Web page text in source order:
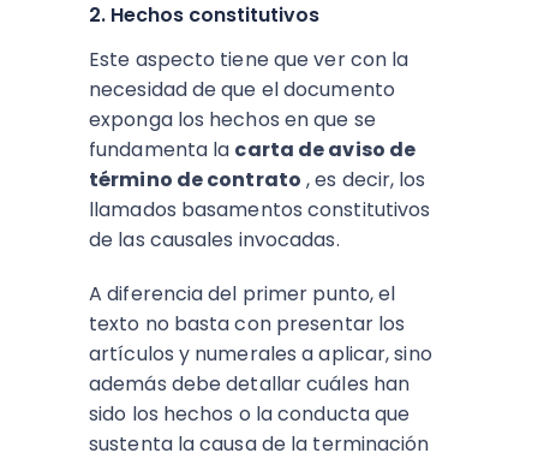
2. Hechos constitutivos
Este aspecto tiene que ver con la
necesidad de que el documento
exponga los hechos en que se
fundamenta la carta de aviso de
término de contrato , es decir, los
llamados basamentos constitutivos
de las causales invocadas.
A diferencia del primer punto, el
texto no basta con presentar los
artículos y numerales a aplicar, sino
además debe detallar cuáles han
sido los hechos o la conducta que
sustenta la causa de la terminación